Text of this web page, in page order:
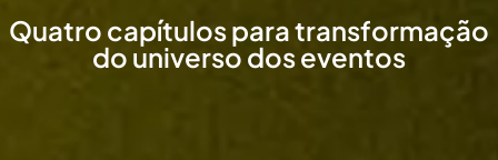
Quatro capítulos para transformação
do universo dos eventos